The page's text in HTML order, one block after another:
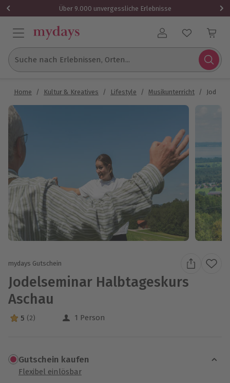
Über 9.000 unvergessliche Erlebnisse
Benutzerkonto
Suche nach Erlebnissen, Orten...
Home / Kultur & Kreatives / Lifestyle / Musikunterricht /
mydays Gutschein
Jodelseminar Halbtageskurs
Aschau
5 Sterne von 5 aus 2 Bewertungen
5 (2) 1 Person
Gutschein kaufen
Flexibel einlösbar